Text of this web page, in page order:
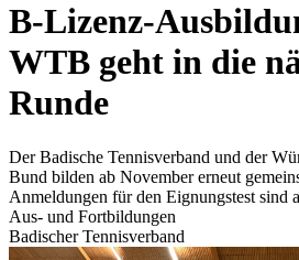
B-Lizenz-
WTB geht in die
Runde
Der Badische Tennisverband und der
Bund bilden ab November erneut
Anmeldungen für den Eignungstest sind
Aus- und Fortbildungen
Badischer Tennisverband